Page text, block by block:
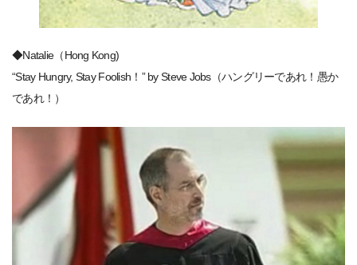
◆Natalie（Hong Kong)
“Stay Hungry, Stay Foolish！” by Steve Jobs（ハングリーであれ！愚か
であれ！）